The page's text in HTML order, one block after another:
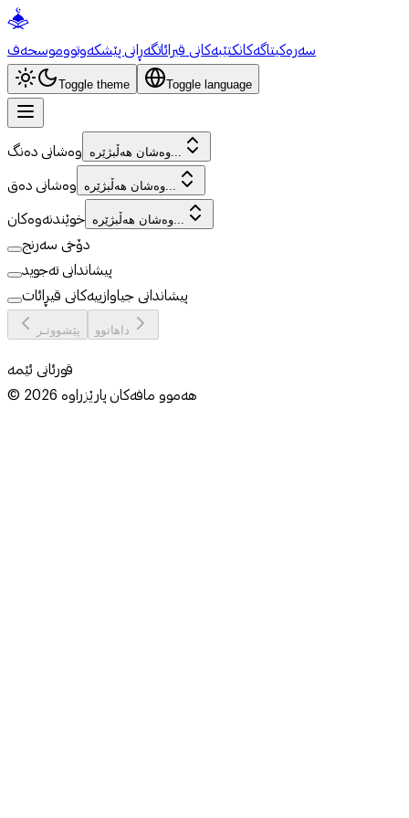
سەرەکیتاگەکانکتێبەکانی قیرائاتگەڕانی پێشکەوتووموسحەف
Toggle theme Toggle language
وەشانی دەنگ وەشان هەڵبژێرە...
وەشانی دەق وەشان هەڵبژێرە...
خوێندنەوەکان وەشان هەڵبژێرە...
دۆخی سەرنج
پیشاندانی تەجوید
پیشاندانی جیاوازییەکانی قیڕائات
پێشووتـر داهاتوو
قورئانی ئێمە
© 2026هەموو مافەکان پارێزراوە